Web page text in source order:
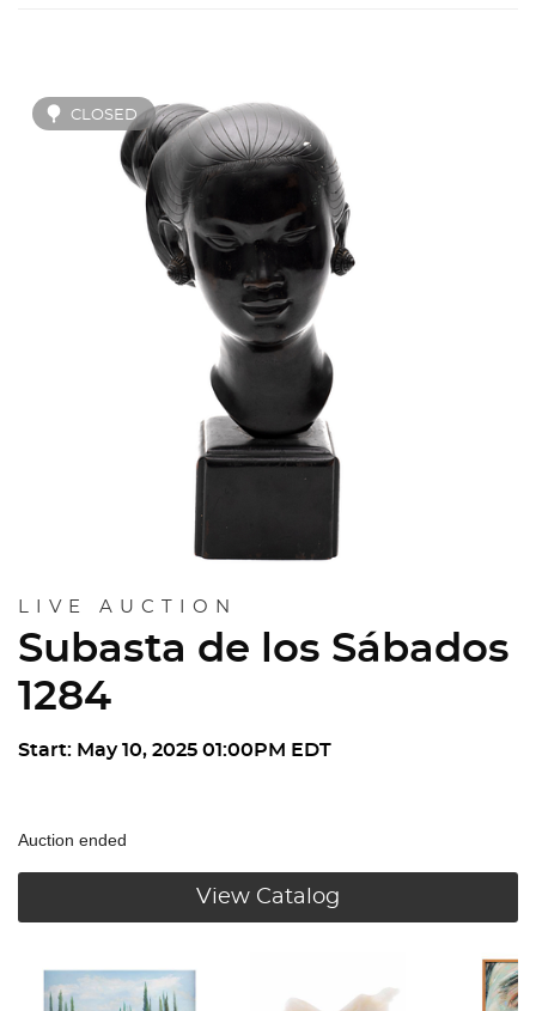
CLOSED
LIVE AUCTION
Subasta de los Sábados
1284
Start: May 10, 2025 01:00PM EDT
Auction ended
View Catalog